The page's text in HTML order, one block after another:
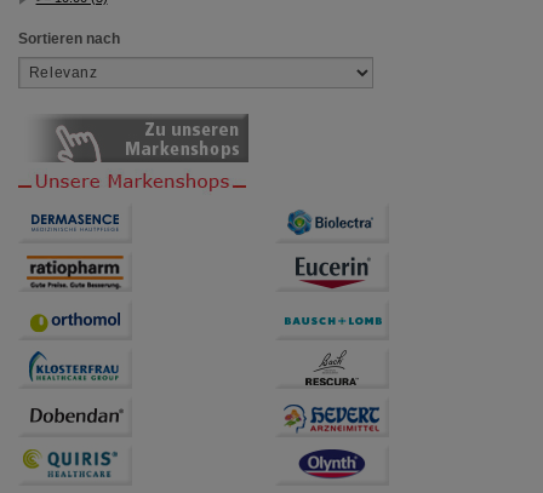
auch auf Ihre Bedürfnisse zugeschrittene Inhalte
anzuzeigen und unser Partnerprogramm zu
betreiben.
Statistik & Tracking:Hierüber lassen sich
Informationen über die Art und Weise der Nutzung
unserer Website sammeln, mit deren Hilfe wir unsere
Website weiter für Sie optimieren können, den Inhalt
auf unserer Website aber auch die Werbung auf
Drittseiten möglichst relevant für Sie zu gestalten.
Bitte beachten Sie, dass Daten hierfür teilweise an
Dritte wie z.B. Google oder soziale Medien
übertragen werden.
Sortieren nach